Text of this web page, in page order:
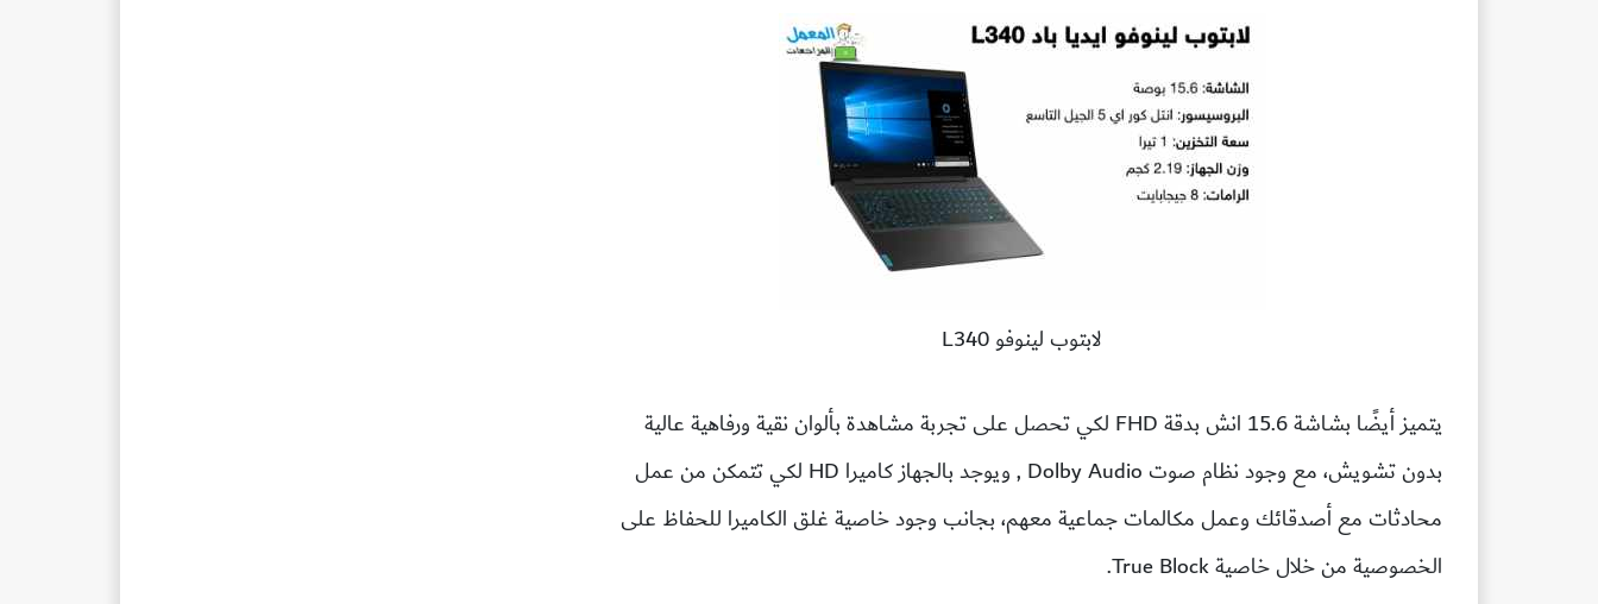
لابتوب لينوفو L340
يتميز أيضًا بشاشة 15.6 انش بدقة FHD لكي تحصل على تجربة مشاهدة بألوان نقية ورفاهية عالية
بدون تشويش، مع وجود نظام صوت Dolby Audio , ويوجد بالجهاز كاميرا HD لكي تتمكن من عمل
محادثات مع أصدقائك وعمل مكالمات جماعية معهم، بجانب وجود خاصية غلق الكاميرا للحفاظ على
الخصوصية من خلال خاصية True Block.